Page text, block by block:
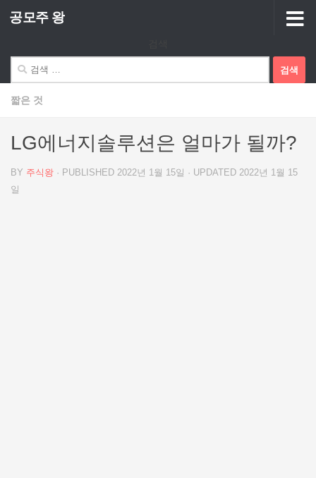
Skip to content
공모주 왕
색:
짧은 것
LG에너지솔루션은 얼마가 될까?
BY 주식왕 · PUBLISHED 2022년 1월 15일 · UPDATED 2022년 1월 15
일